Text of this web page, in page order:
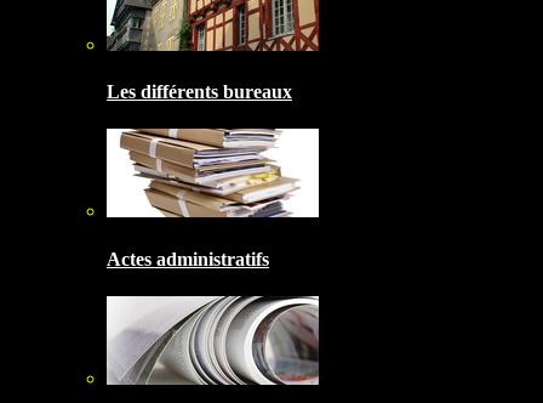
Les différents bureaux
Actes administratifs